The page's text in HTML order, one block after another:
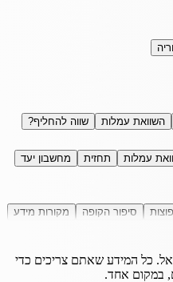
השוואת עמלות
שווה להחליף?
עמלות תחזית
מחשבון יעד
סיפור הקופה מקורות מידע
כל המידע שאתם צריכים כדי
במקום אחד.